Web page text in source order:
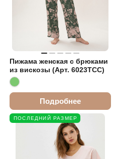
Пижама женская с брюками
из вискозы (Арт. 6023TCC)
Подробнее
ПОСЛЕДНИЙ РАЗМЕР